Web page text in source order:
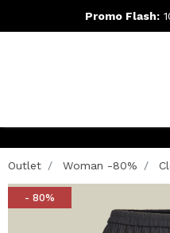
Promo Flash:
Outlet Woman -80%
- 80%